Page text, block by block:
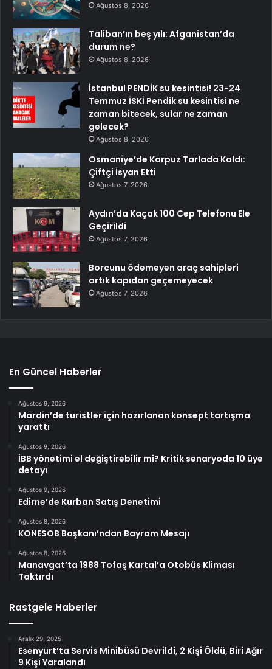
Ağustos 8, 2026
Taliban’ın beş yılı: Afganistan’da
durum ne?
Ağustos 8, 2026
İstanbul PENDİK su kesintisi! 23-24
Temmuz İSKİ Pendik su kesintisi ne
zaman bitecek, sular ne zaman
gelecek?
Ağustos 8, 2026
Osmaniye’de Karpuz Tarlada Kaldı:
Çiftçi İsyan Etti
Ağustos 7, 2026
Aydın’da Kaçak 100 Cep Telefonu Ele
Geçirildi
Ağustos 7, 2026
Borcunu ödemeyen araç sahipleri
artık kapıdan geçemeyecek
Ağustos 7, 2026
En Güncel Haberler
Ağustos 9, 2026
Mardin’de turistler için hazırlanan konsept tartışma
yarattı
Ağustos 9, 2026
İBB yönetimi el değiştirebilir mi? Kritik senaryoda 10 üye
detayı
Ağustos 9, 2026
Edirne’de Kurban Satış Denetimi
Ağustos 8, 2026
KONESOB Başkanı’ndan Bayram Mesajı
Ağustos 8, 2026
Manavgat’ta 1988 Tofaş Kartal’a Otobüs Kliması
Taktırdı
Rastgele Haberler
Aralık 29, 2025
Esenyurt’ta Servis Minibüsü Devrildi, 2 Kişi Öldü, Biri Ağır
9 Kişi Yaralandı